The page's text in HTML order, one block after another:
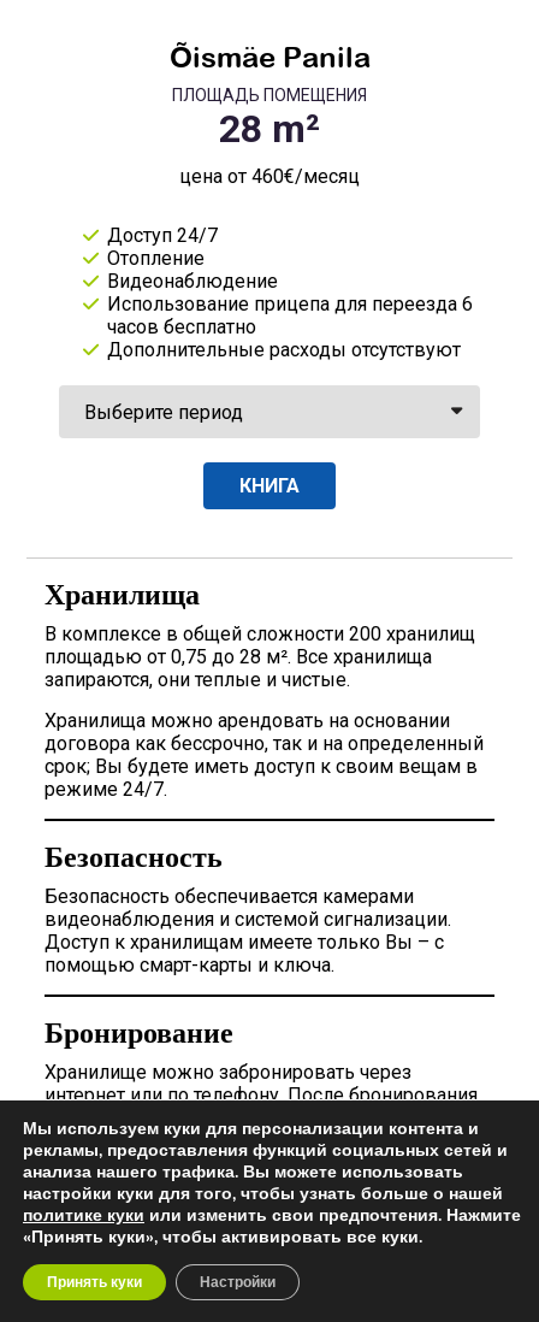
Õismäe Panila
ПЛОЩАДЬ ПОМЕЩЕНИЯ
цена от 460€/месяц
Доступ 24/7
Отопление
Видеонаблюдение
Использование прицепа для переезда 6
часов бесплатно
Дополнительные расходы отсутствуют
КНИГА
Хранилища
В комплексе в общей сложности 200 хранилищ
площадью от 0,75 до 28 м². Все хранилища
запираются, они теплые и чистые.
Хранилища можно арендовать на основании
договора как бессрочно, так и на определенный
срок; Вы будете иметь доступ к своим вещам в
режиме 24/7.
Безопасность
Безопасность обеспечивается камерами
видеонаблюдения и системой сигнализации.
Доступ к хранилищам имеете только Вы – с
помощью смарт-карты и ключа.
Бронирование
Хранилище можно забронировать через
интернет или по телефону. После бронирования
возможности. При необходимости площадь
забронированного помещения позже можно
изменить. Бронирование подтверждено, когда
Вы внесли залог, равный арендной плате за один
месяц. При отсутствии дополнительных расходов
При желании Вы можете перед бронированием
Мы используем куки для персонализации контента и
рекламы, предоставления функций социальных сетей и
анализа нашего трафика. Вы можете использовать
настройки куки для того, чтобы узнать больше о нашей
политике куки или изменить свои предпочтения. Нажмите
«Принять куки», чтобы активировать все куки.
Принять куки Настройки